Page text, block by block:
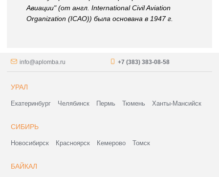
Авиации" (от англ. International Civil Aviation
Organization (ICAO)) была основана в 1947 г.
info@aplomba.ru +7 (383) 383-08-58
УРАЛ
Екатеринбург Челябинск Пермь Тюмень Ханты-Мансийск
СИБИРЬ
Новосибирск Красноярск Кемерово Томск
БАЙКАЛ